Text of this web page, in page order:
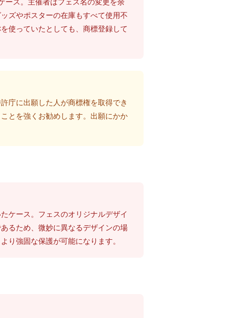
ズやポスターの在庫もすべて使用不
使っていたとしても、商標登録して
庁に出願した人が商標権を取得でき
とを強くお勧めします。出願にかか
ケース。フェスのオリジナルデザイ
るため、微妙に異なるデザインの場
り強固な保護が可能になります。